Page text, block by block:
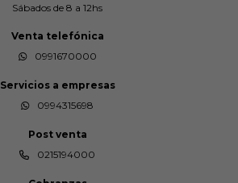
Sábados de 8 a 12hs
Venta telefónica
0991670000
Servicios a empresas
0994315698
Post venta
0215194000